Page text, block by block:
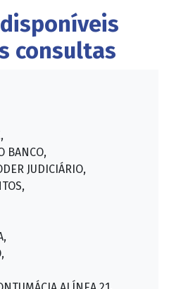
consultas
BANCO,
JUDICIÁRIO,